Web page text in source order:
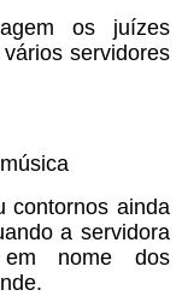
os juízes
servidores
contornos ainda
a servidora
em nome dos